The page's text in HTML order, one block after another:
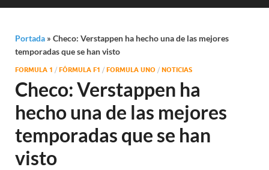
Portada » Checo: Verstappen ha hecho una de las mejores
temporadas que se han visto
FORMULA 1 / FÓRMULA F1 / FORMULA UNO / NOTICIAS
Checo: Verstappen ha
hecho una de las mejores
temporadas que se han
visto